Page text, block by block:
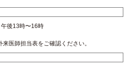
後13時〜16時
医師担当表をご確認ください。